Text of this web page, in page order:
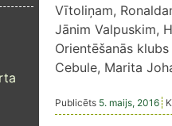
Vītoliņam,
Jānim Valpuskim,
Orientēšanās
Cebule, Marita
Publicēts 5. maijs, 2016